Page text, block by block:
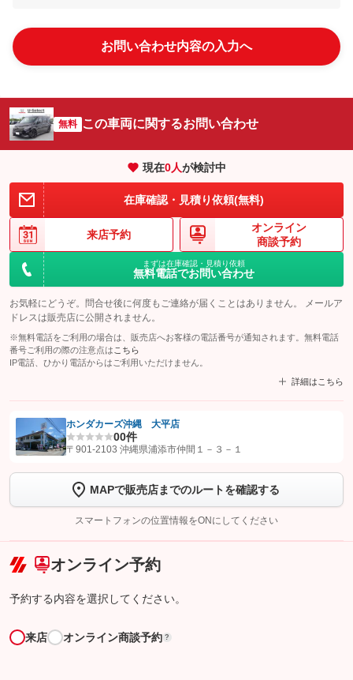
お問い合わせ内容の入力へ
無料 この車両に関するお問い合わせ
現在0人が検討中
在庫確認・見積り依頼(無料)
来店予約
オンライン
商談予約
まずは在庫確認・見積り依頼
無料電話でお問い合わせ
お気軽にどうぞ。問合せ後に何度もご連絡が届くことはありません。 メールア
ドレスは販売店に公開されません。
※無料電話をご利用の場合は、販売店へお客様の電話番号が通知されます。無料電話
番号ご利用の際の注意点は こちら
IP電話、ひかり電話からはご利用いただけません。
詳細はこちら
【STEP1】認証画面でグーネットを友だち追加してから「許可する」ボタンを押
トーク画面で
ボタンをタップして問い合わせを
完了してください。
こちら
ホンダカーズ沖縄 大平店
00件
〒901-2103 沖縄県浦添市仲間１－３－１
MAPで販売店までのルートを確認する
スマートフォンの位置情報をONにしてください
オンライン予約
予約する内容を選択してください。
来店 オンライン商談予約 ?